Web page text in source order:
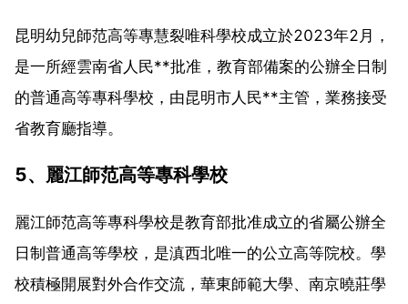
昆明幼兒師范高等專慧裂唯科學校成立於2023年2月，
是一所經雲南省人民**批准，教育部備案的公辦全日制
的普通高等專科學校，由昆明市人民**主管，業務接受
省教育廳指導。
5、麗江師范高等專科學校
麗江師范高等專科學校是教育部批准成立的省屬公辦全
日制普通高等學校，是滇西北唯一的公立高等院校。學
校積極開展對外合作交流，華東師範大學、南京曉莊學